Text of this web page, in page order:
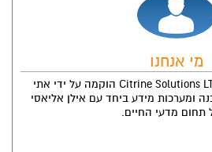
מי אנחנו
סיטרין סולושנס בע"מ Citrine Solutions LTD הוקמה על ידי אתי
ומערכות מידע ביחד עם אילן אליאסי
תחום מדעי החיים.